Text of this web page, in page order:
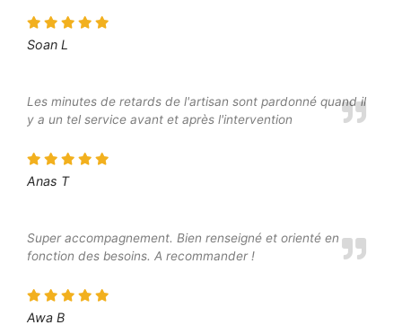
Soan L
Les minutes de retards de l'artisan sont pardonné quand il
y a un tel service avant et après l'intervention
Anas T
Super accompagnement. Bien renseigné et orienté en
fonction des besoins. A recommander !
Awa B